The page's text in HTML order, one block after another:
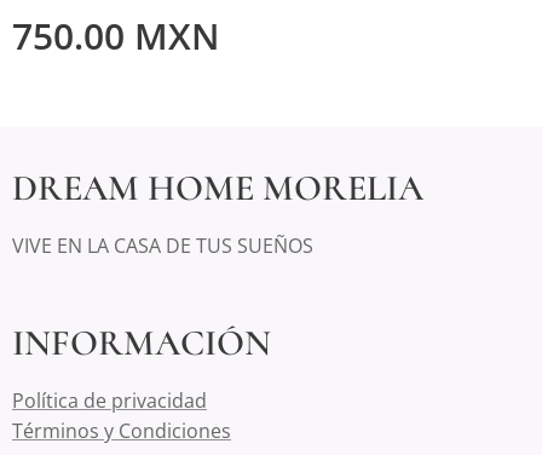
750.00 MXN
DREAM HOME MORELIA
VIVE EN LA CASA DE TUS SUEÑOS
INFORMACIÓN
Política de privacidad
Términos y Condiciones